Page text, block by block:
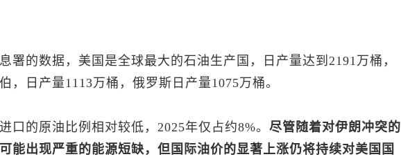
署的数据，美国是全球最大的石油生产国，日产量达到2191万桶，
，日产量1113万桶，俄罗斯日产量1075万桶。
口的原油比例相对较低，2025年仅占约8%。 尽管随着对伊朗冲突的
能出现严重的能源短缺，但国际油价的显著上涨仍将持续对美国国